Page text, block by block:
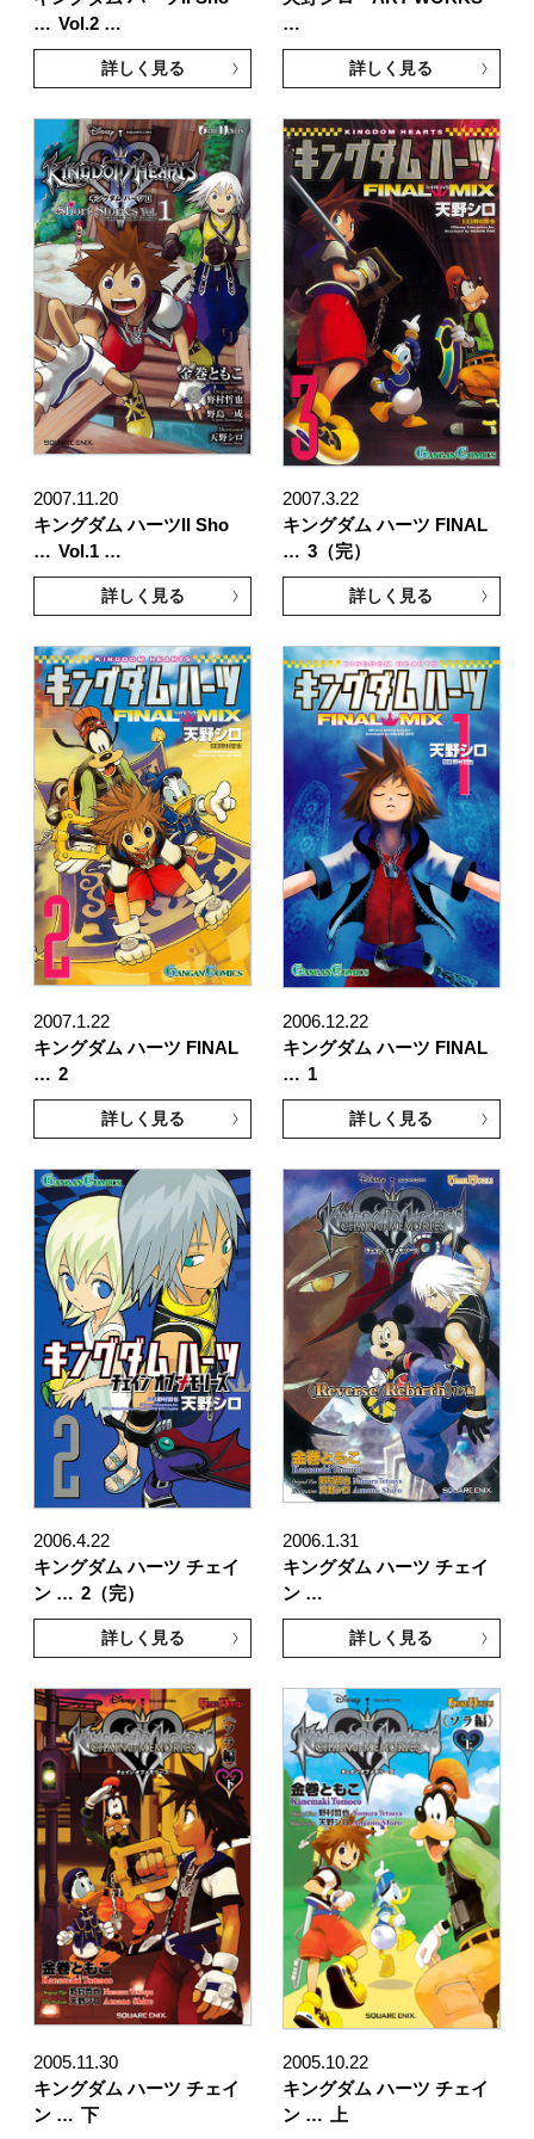
… Vol.2 …
詳しく見る
…
詳しく見る
2007.11.20
キングダム ハーツII Sho
… Vol.1 …
詳しく見る
2007.3.22
キングダム ハーツ FINAL
… 3（完）
詳しく見る
2007.1.22
キングダム ハーツ FINAL
… 2
詳しく見る
2006.12.22
キングダム ハーツ FINAL
… 1
詳しく見る
2006.4.22
キングダム ハーツ チェイ
ン … 2（完）
詳しく見る
2006.1.31
キングダム ハーツ チェイ
ン …
詳しく見る
2005.11.30
キングダム ハーツ チェイ
ン … 下
2005.10.22
キングダム ハーツ チェイ
ン …
上